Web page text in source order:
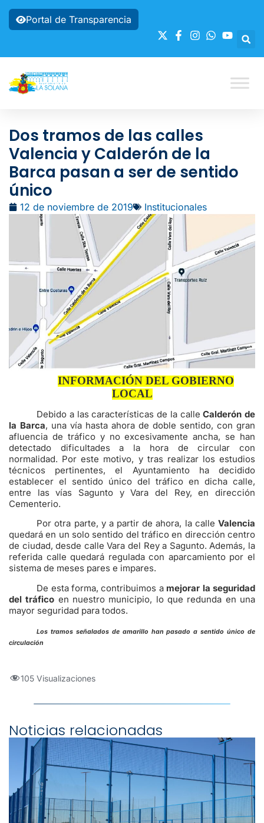
Portal de Transparencia
Dos tramos de las calles
Valencia y Calderón de la
Barca pasan a ser de sentido
único
12 de noviembre de 2019 Institucionales
INFORMACIÓN DEL GOBIERNO
LOCAL
Debido a las características de la calleCalderón de
la Barca, una vía hasta ahora de doble sentido, con gran
afluencia de tráfico y no excesivamente ancha, se han
detectado dificultades a la hora de circular con
normalidad. Por este motivo, y tras realizar los estudios
técnicos pertinentes, el Ayuntamiento ha decidido
establecer el sentido único del tráfico en dicha calle,
entre las vías Sagunto y Vara del Rey, en dirección
Cementerio.
Por otra parte, y a partir de ahora, la calle Valencia
quedará en un solo sentido del tráfico en dirección centro
de ciudad, desde calle Vara del Rey a Sagunto. Además, la
referida calle quedará regulada con aparcamiento por el
sistema de meses pares e impares.
De esta forma, contribuimos a mejorar la seguridad
del tráfico en nuestro municipio, lo que redunda en una
mayor seguridad para todos.
Los tramos señalados de amarillo han pasado a sentido único de
circulación
105 Visualizaciones
Noticias relacionadas